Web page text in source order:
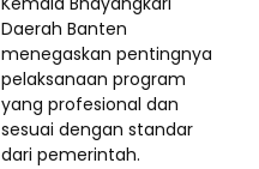
Daerah Banten
menegaskan pentingnya
pelaksanaan program
yang profesional dan
sesuai dengan standar
dari pemerintah.